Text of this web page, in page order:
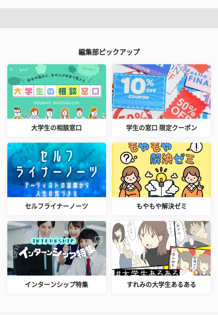
編集部ピックアップ
大学生の相談窓口 学生の窓口 限定クーポン
セルフライナーノーツ もやもや解決ゼミ
インターンシップ特集 すれみの大学生あるある